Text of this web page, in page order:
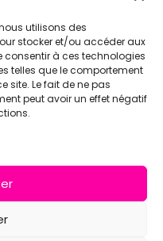
utilisons des
stocker et/ou accéder aux
consentir à ces technologies
telles que le comportement
site. Le fait de ne pas
peut avoir un effet négatif
PULVERSHEIM